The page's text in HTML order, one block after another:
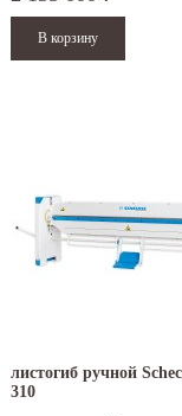
01 по 04 мая - выходные дни с
- работаем в обычном режиме с
Читать дальше
листогиб ручной
310